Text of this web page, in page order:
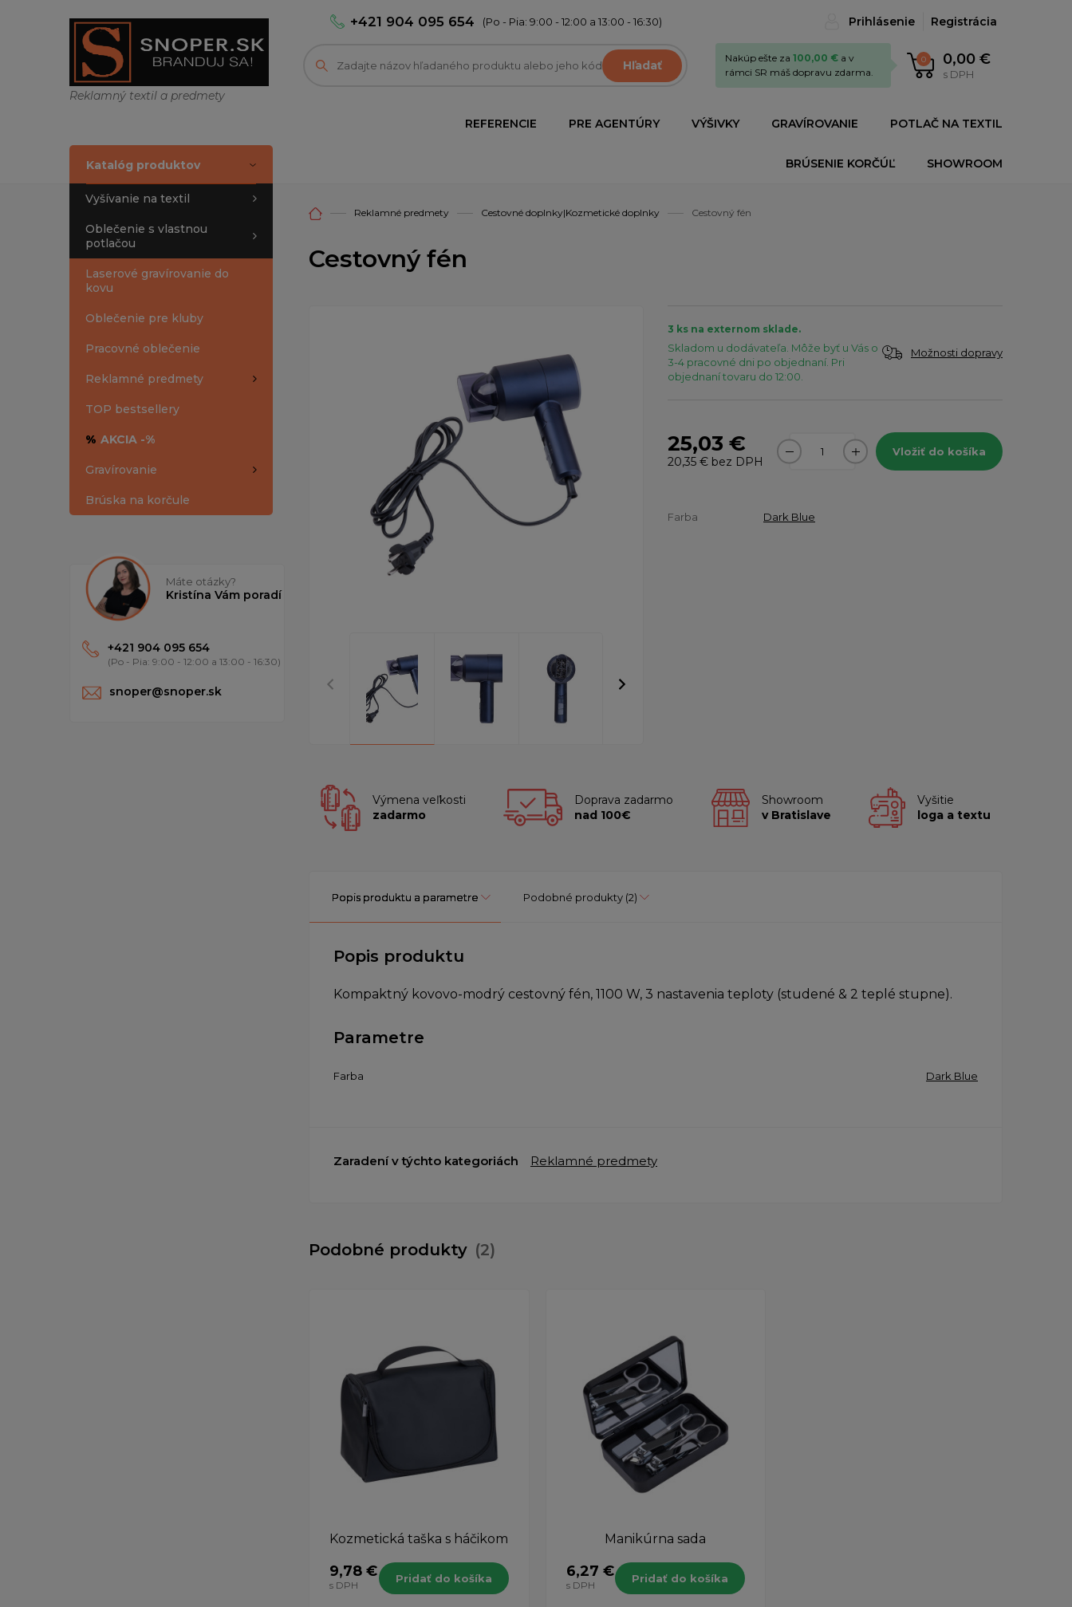
Reklamný textil a predmety
+421 904 095 654 (Po - Pia: 9:00 - 12:00 a 13:00 - 16:30) Prihlásenie Registrácia
Hľadať 0 0,00 €
s DPH
Nakúp ešte za 100,00 € a v
rámci SR máš dopravu zdarma.
REFERENCIE PRE AGENTÚRY VÝŠIVKY GRAVÍROVANIE POTLAČ NA TEXTIL
BRÚSENIE KORČÚĽ SHOWROOM
Katalóg produktov
Vyšívanie na textil
Oblečenie s vlastnou
potlačou
Laserové gravírovanie do
kovu
Oblečenie pre kluby
Pracovné oblečenie
Reklamné predmety
TOP bestsellery
% AKCIA -%
Gravírovanie
Brúska na korčule
Máte otázky?
Kristína Vám poradí
+421 904 095 654
(Po - Pia: 9:00 - 12:00 a 13:00 - 16:30)
snoper@snoper.sk
Reklamné predmety Cestovné doplnky|Kozmetické doplnky Cestovný fén
Cestovný fén
3 ks na externom sklade.
Skladom u dodávateľa. Môže byť u Vás o
3-4 pracovné dni po objednaní. Pri
objednaní tovaru do 12:00.
Možnosti dopravy
25,03 €
20,35 € bez DPH
Vložiť do košíka
Farba Dark Blue
Výmena veľkosti
zadarmo
Doprava zadarmo
nad 100€
Showroom
v Bratislave
Vyšitie
loga a textu
Popis produktu a parametre Podobné produkty (2)
Popis produktu
Kompaktný kovovo-modrý cestovný fén, 1100 W, 3 nastavenia teploty (studené & 2 teplé stupne).
Parametre
Farba Dark Blue
Zaradení v týchto kategoriách Reklamné predmety
Podobné produkty (2)
Kozmetická taška s háčikom
9,78 €
s DPH
Pridať do košíka
Manikúrna sada
6,27 €
s DPH
Pridať do košíka